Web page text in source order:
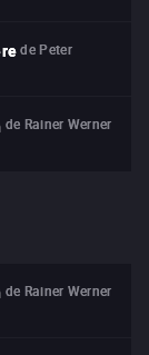
de Peter
de Rainer Werner
de Rainer Werner